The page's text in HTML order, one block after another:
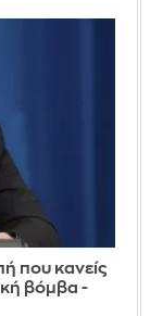
που κανείς
βόμβα -